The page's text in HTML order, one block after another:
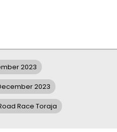
2023
2023
Race Toraja